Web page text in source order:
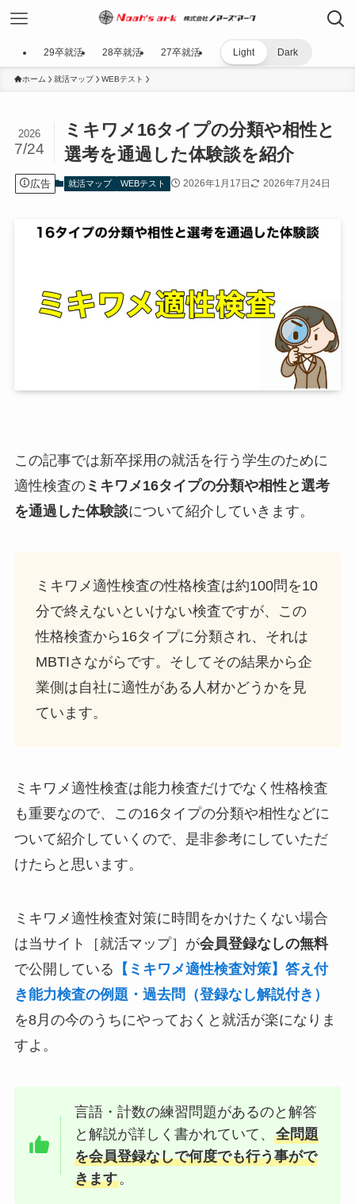
29卒就活 28卒就活 27卒就活 Light Dark
ホーム 就活マップ WEBテスト
ミキワメ16タイプの分類や相性と
選考を通過した体験談を紹介
2026
7/24
広告 就活マップ WEBテスト 2026年1月17日 2026年7月24日
この記事では新卒採用の就活を行う学生のために
適性検査のミキワメ16タイプの分類や相性と選考
を通過した体験談について紹介していきます。
ミキワメ適性検査の性格検査は約100問を10
分で終えないといけない検査ですが、この
性格検査から16タイプに分類され、それは
MBTIさながらです。そしてその結果から企
業側は自社に適性がある人材かどうかを見
ています。
ミキワメ適性検査は能力検査だけでなく性格検査
も重要なので、この16タイプの分類や相性などに
ついて紹介していくので、是非参考にしていただ
けたらと思います。
ミキワメ適性検査対策に時間をかけたくない場合
は当サイト［就活マップ］が会員登録なしの無料
で公開している 【ミキワメ適性検査対策】答え付
き能力検査の例題・過去問（登録なし解説付き）
を8月の今のうちにやっておくと就活が楽になりま
すよ。
言語・計数の練習問題があるのと解答
と解説が詳しく書かれていて、全問題
を会員登録なしで何度でも行う事がで
きます。